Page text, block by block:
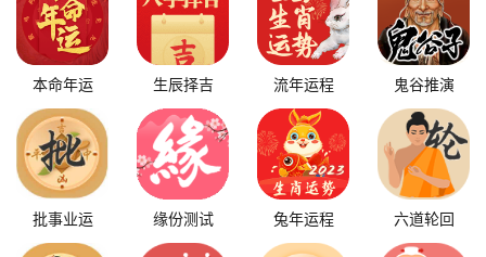
本命年运 生辰择吉 流年运程 鬼谷推演
批事业运 缘份测试 兔年运程 六道轮回